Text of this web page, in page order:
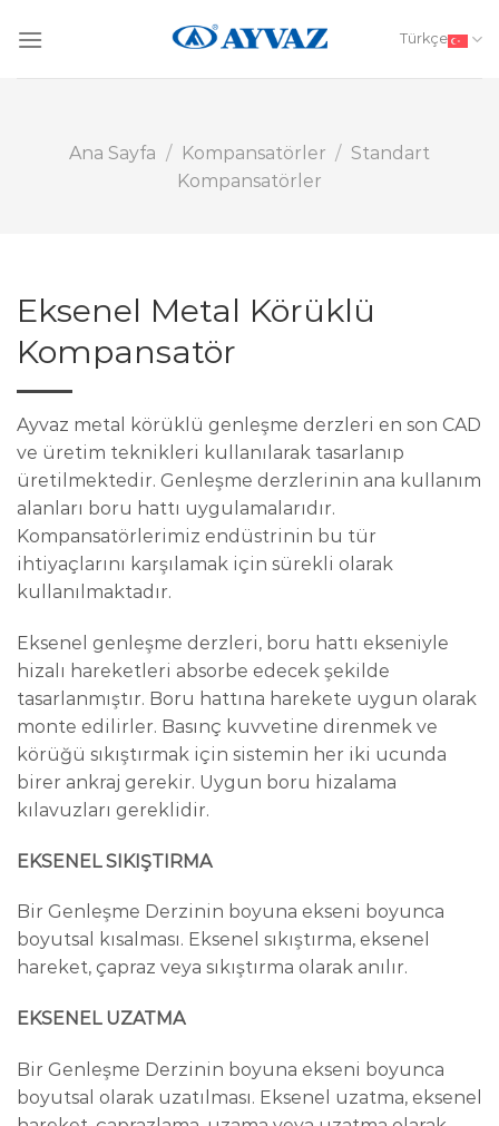
Türkçe
Ana Sayfa / Kompansatörler / Standart
Kompansatörler
Eksenel Metal Körüklü
Kompansatör
Ayvaz metal körüklü genleşme derzleri en son CAD
ve üretim teknikleri kullanılarak tasarlanıp
üretilmektedir. Genleşme derzlerinin ana kullanım
alanları boru hattı uygulamalarıdır.
Kompansatörlerimiz endüstrinin bu tür
ihtiyaçlarını karşılamak için sürekli olarak
kullanılmaktadır.
Eksenel genleşme derzleri, boru hattı ekseniyle
hizalı hareketleri absorbe edecek şekilde
tasarlanmıştır. Boru hattına harekete uygun olarak
monte edilirler. Basınç kuvvetine direnmek ve
körüğü sıkıştırmak için sistemin her iki ucunda
birer ankraj gerekir. Uygun boru hizalama
kılavuzları gereklidir.
EKSENEL SIKIŞTIRMA
Bir Genleşme Derzinin boyuna ekseni boyunca
boyutsal kısalması. Eksenel sıkıştırma, eksenel
hareket, çapraz veya sıkıştırma olarak anılır.
EKSENEL UZATMA
Bir Genleşme Derzinin boyuna ekseni boyunca
boyutsal olarak uzatılması. Eksenel uzatma, eksenel